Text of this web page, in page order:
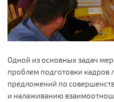
Одной из основных задач
проблем подготовки кадров
предложений по
и налаживанию